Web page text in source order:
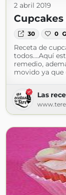
2 abril 2019
30 0
Receta de
todos….Aquí
remedio,
movido ya que
Las